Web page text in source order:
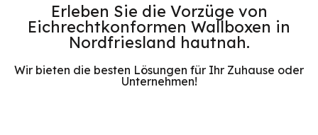
Erleben Sie die Vorzüge von
Eichrechtkonformen Wallboxen in
Nordfriesland hautnah.
Wir bieten die besten Lösungen für Ihr Zuhause oder
Unternehmen!